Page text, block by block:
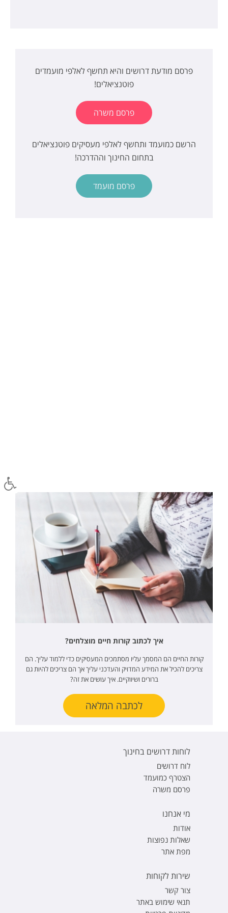
פרסם מודעת דרושים והיא תחשף לאלפי מועמדים
פוטנציאלים!
פרסם משרה
הרשם כמועמד ותחשף לאלפי מעסיקים פוטנציאלים
בתחום החינוך וההדרכה!
פרסם מועמד
איך לכתוב קורות חיים מוצלחים?
קורות החיים הם המסמך עליו מסתמכים המעסיקים כדי ללמוד עליך. הם
צריכים להכיל את המידע המדויק והעדכני עליך אך הם צריכים להיות גם
ברורים ושיווקיים. איך עושים את זה?
לכתבה המלאה
לוחות דרושים בחינוך
לוח דרושים
הצטרף כמועמד
פרסם משרה
מי אנחנו
אודות
שאלות נפוצות
מפת אתר
שירות לקוחות
צור קשר
תנאי שימוש באתר